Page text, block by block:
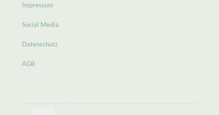
Impressum
Social Media
Datenschutz
AGB